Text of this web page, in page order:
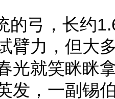
弓，长约
臂力，但大
光就笑眯眯
发，一副锡